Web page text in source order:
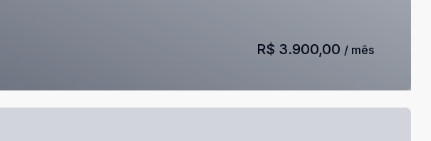
R$ 3.900,00 / mês